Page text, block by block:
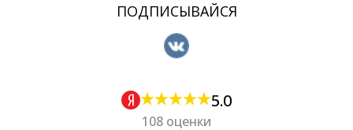
ПОДПИСЫВАЙСЯ
5.0
108 оценки